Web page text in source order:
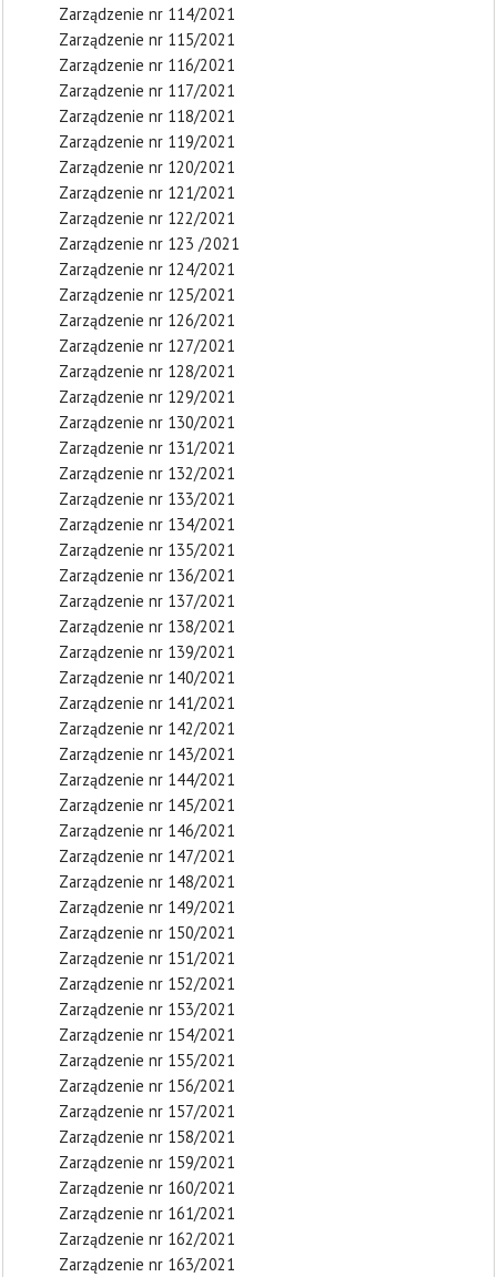
Zarządzenie nr 114/2021
Zarządzenie nr 115/2021
Zarządzenie nr 116/2021
Zarządzenie nr 117/2021
Zarządzenie nr 118/2021
Zarządzenie nr 119/2021
Zarządzenie nr 120/2021
Zarządzenie nr 121/2021
Zarządzenie nr 122/2021
Zarządzenie nr 123 /2021
Zarządzenie nr 124/2021
Zarządzenie nr 125/2021
Zarządzenie nr 126/2021
Zarządzenie nr 127/2021
Zarządzenie nr 128/2021
Zarządzenie nr 129/2021
Zarządzenie nr 130/2021
Zarządzenie nr 131/2021
Zarządzenie nr 132/2021
Zarządzenie nr 133/2021
Zarządzenie nr 134/2021
Zarządzenie nr 135/2021
Zarządzenie nr 136/2021
Zarządzenie nr 137/2021
Zarządzenie nr 138/2021
Zarządzenie nr 139/2021
Zarządzenie nr 140/2021
Zarządzenie nr 141/2021
Zarządzenie nr 142/2021
Zarządzenie nr 143/2021
Zarządzenie nr 144/2021
Zarządzenie nr 145/2021
Zarządzenie nr 146/2021
Zarządzenie nr 147/2021
Zarządzenie nr 148/2021
Zarządzenie nr 149/2021
Zarządzenie nr 150/2021
Zarządzenie nr 151/2021
Zarządzenie nr 152/2021
Zarządzenie nr 153/2021
Zarządzenie nr 154/2021
Zarządzenie nr 155/2021
Zarządzenie nr 156/2021
Zarządzenie nr 157/2021
Zarządzenie nr 158/2021
Zarządzenie nr 159/2021
Zarządzenie nr 160/2021
Zarządzenie nr 161/2021
Zarządzenie nr 162/2021
Zarządzenie nr 163/2021